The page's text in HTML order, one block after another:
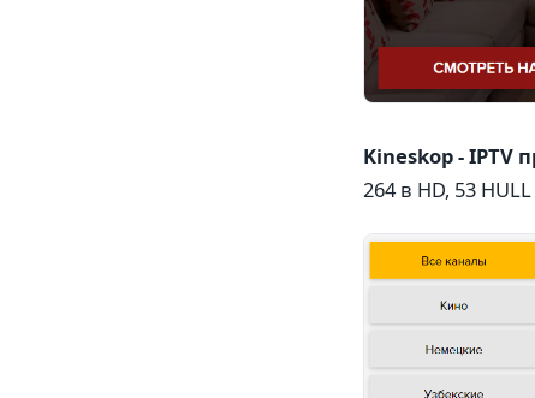
Kineskop - IPTV
264 в HD, 53